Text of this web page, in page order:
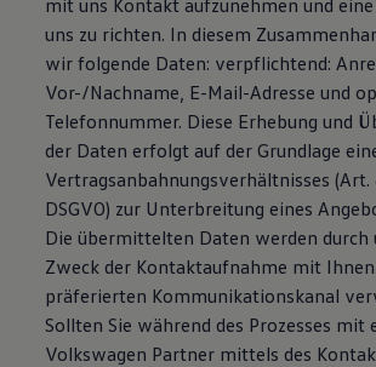
Lifestyle
Transport
Familie
Elektromobilität
Volkswagen R
Pannen- und Unfallhilfe
Volkswagen Kundenbetreuung
mit uns Kontakt aufzunehmen und
uns zu richten. In diesem
wir folgende Daten: verpflichtend:
Vor-/Nachname, E-Mail-Adresse und
Telefonnummer. Diese Erhebung und
der Daten erfolgt auf der Grundlage
Vertragsanbahnungsverhältnisses (Art.
DSGVO) zur Unterbreitung eines
Die übermittelten Daten werden durch
Zweck der Kontaktaufnahme mit
präferierten Kommunikationskanal
Sollten Sie während des Prozesses mit
Volkswagen Partner mittels des